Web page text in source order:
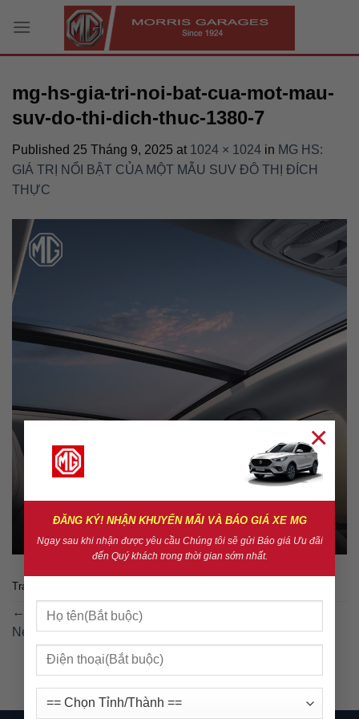
ĐĂNG KÝ! NHẬN KHUYẾN MÃI VÀ BÁO GIÁ XE MG
Ngay sau khi nhận được yêu cầu Chúng tôi sẽ gửi Báo giá Ưu đãi
đến Quý khách trong thời gian sớm nhất.
×
mg-hs-gia-tri-noi-bat-cua-mot-mau-
suv-do-thi-dich-thuc-1380-7
Published 25 Tháng 9, 2025 at 1024 × 1024 in MG HS:
GIÁ TRỊ NỔI BẬT CỦA MỘT MẪU SUV ĐÔ THỊ ĐÍCH
THỰC
Trackbacks are closed, but you can
←
Previous
Next→